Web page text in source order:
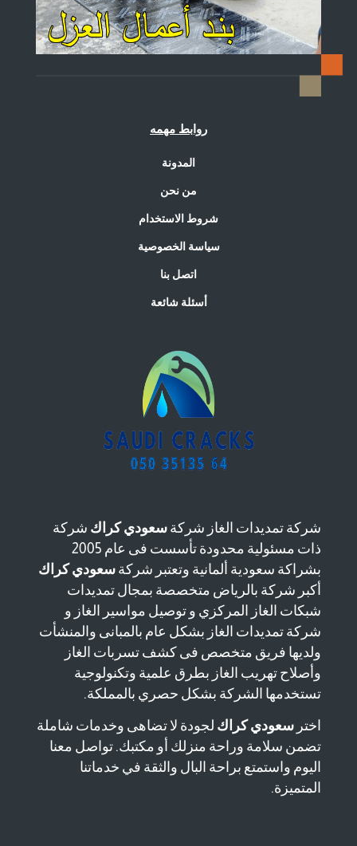
روابط مهمه
المدونة
من نحن
شروط الاستخدام
سياسة الخصوصية
اتصل بنا
أسئلة شائعة
شركة تمديدات الغاز شركة سعودي كراك شركة
ذات مسئولية محدودة تأسست فى عام 2005
بشراكة سعودية ألمانية وتعتبر شركة سعودي كراك
أكبر شركة بالرياض متخصصة بمجال تمديدات
شبكات الغاز المركزي و توصيل مواسير الغاز و
شركة تمديدات الغاز بشكل عام بالمبانى والمنشأت
ولديها فريق متخصص فى كشف تسربات الغاز
وأصلاح تهريب الغاز بطرق علمية وتكنولوجية
تستخدمها الشركة بشكل حصري بالمملكة.
اختر سعودي كراك لجودة لا تضاهى وخدمات شاملة
تضمن سلامة وراحة منزلك أو مكتبك. تواصل معنا
اليوم واستمتع براحة البال والثقة في خدماتنا
المتميزة.